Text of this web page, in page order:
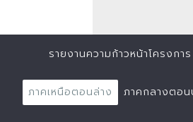
รายงานความก้าวหน้าโครงการ
ภาคเหนือตอนล่าง ภาคกลางตอน